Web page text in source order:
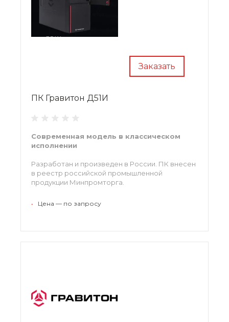
Заказать
ПК Гравитон Д51И
Современная модель в классическом
исполнении
Разработан и произведен в России. ПК внесен
в реестр российской промышленной
продукции Минпромторга.
• Цена — по запросу